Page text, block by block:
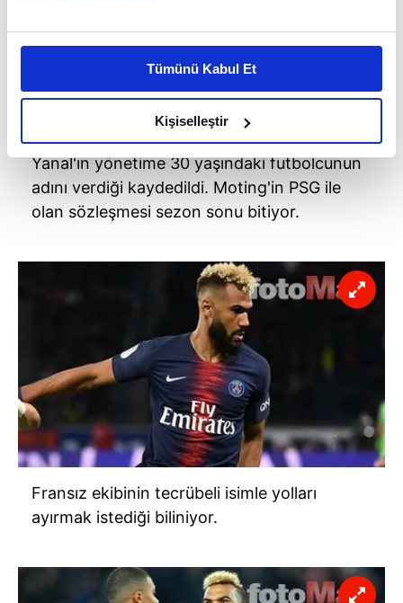
Bu çerezlere izin vermeniz halinde sizlere özel
daha iyi reklam deneyimi yaşatabiliriz. Bunu yaparken
amacımızın size daha iyi bir reklam deneyimi sunmak
olduğunu ve sizlere en iyi içerikleri sunabilmek adına
elimizden gelen çabayı gösterdiğimizi ve bu noktada,
reklamların maliyetlerimizi karşılamak noktasında tek gelir
kalemimiz olduğunu sizlere hatırlatmak isteriz.
Sizlere daha iyi bir hizmet sunabilmek için İnternet
Sitemizde kendimize ve üçüncü kişilere ait çerezler
kullanılmaktadır. Bu çerezler vasıtasıyla çeşitli kişisel
verileriniz işlenmekte olup gerekli olan çerezler bilgi
toplumu hizmetlerinin sunulması amacıyla
kullanılmaktadır. Diğer çerezler, sitemizin daha işlevsel
kılınması ve kişiselleştirilmesi ve sizlere yönelik
reklam/pazarlama faaliyetlerinin yapılması, amaçlarıyla
sınırlı olarak açık rızanız dahilinde kullanılacaktır.
Çerezlere ilişkin tercihlerinizi aşağıda yer alan panel
için Ayarlar butonuna tıklayabilir,Çerez Bilgilendirme
Metnimizi
ziyaret edebilirsiniz.
Tümünü Kabul Et
Kişiselleştir
Yanal'ın yönetime 30 yaşındaki futbolcunun
adını verdiği kaydedildi. Moting'in PSG ile
olan sözleşmesi sezon sonu bitiyor.
Fransız ekibinin tecrübeli isimle yolları
ayırmak istediği biliniyor.